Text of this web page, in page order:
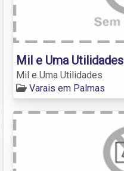
Mil e Uma Utilidades
Mil e Uma Utilidades
Varais em Palmas